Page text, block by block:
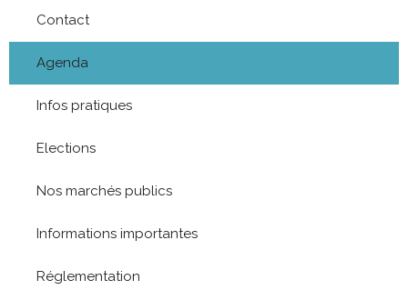
Contact
Agenda
Infos pratiques
Elections
Nos marchés publics
Informations importantes
Réglementation